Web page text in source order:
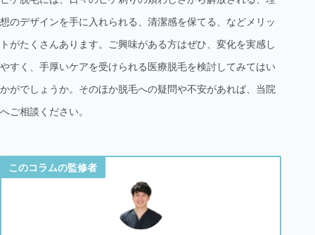
想のデザインを手に入れられる、清潔感を保てる、などメリッ
トがたくさんあります。ご興味がある方はぜひ、変化を実感し
やすく、手厚いケアを受けられる医療脱毛を検討してみてはい
かがでしょうか。そのほか脱毛への疑問や不安があれば、当院
へご相談ください。
このコラムの監修者